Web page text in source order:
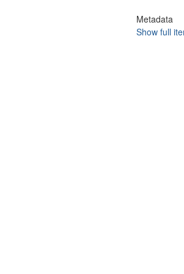
Metadata
Show full